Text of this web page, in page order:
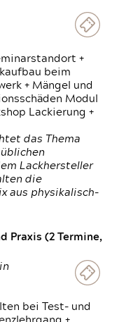
+
beim
+ Mängel und
Modul
Lackierung +
das Thema
Lackhersteller
die
aus physikalisch-
Praxis (2 Termine,
bei Test- und